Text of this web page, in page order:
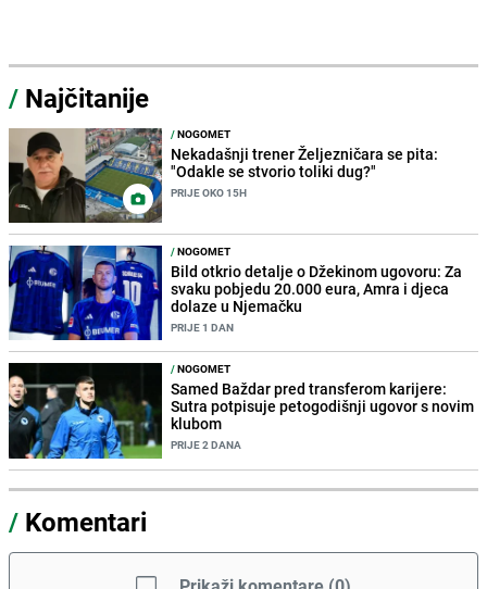
/ Najčitanije
/NOGOMET
Nekadašnji trener Željezničara se pita:
"Odakle se stvorio toliki dug?"
PRIJE OKO 15H
/NOGOMET
Bild otkrio detalje o Džekinom ugovoru: Za
svaku pobjedu 20.000 eura, Amra i djeca
dolaze u Njemačku
PRIJE 1 DAN
/NOGOMET
Samed Baždar pred transferom karijere:
Sutra potpisuje petogodišnji ugovor s novim
klubom
PRIJE 2 DANA
/ Komentari